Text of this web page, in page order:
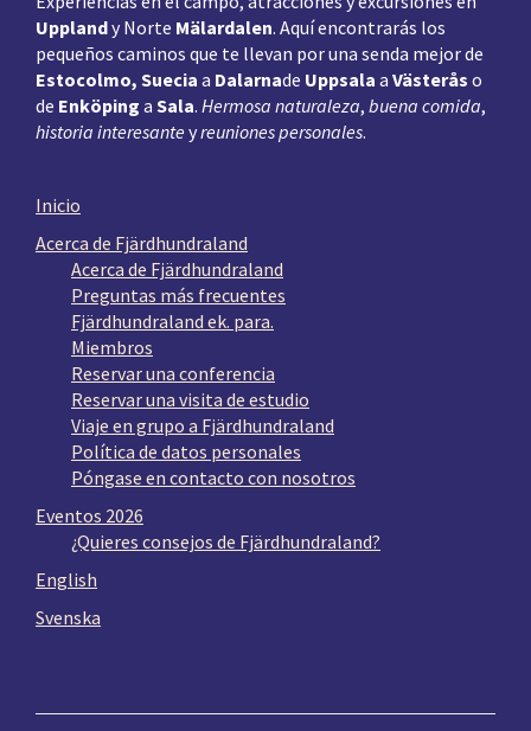
Upplandy Norte Mälardalen. Aquí encontrarás los
pequeños caminos que te llevan por una senda mejor de
Estocolmo, Suecia a Dalarnade Uppsala a Västerås o
de Enköping a Sala. Hermosa naturaleza, buena comida,
historia interesante yreuniones personales.
Inicio
Acerca de Fjärdhundraland
Acerca de Fjärdhundraland
Preguntas más frecuentes
Fjärdhundraland ek. para.
Miembros
Reservar una conferencia
Reservar una visita de estudio
Viaje en grupo a Fjärdhundraland
Política de datos personales
Póngase en contacto con nosotros
Eventos 2026
¿Quieres consejos de Fjärdhundraland?
English
Svenska